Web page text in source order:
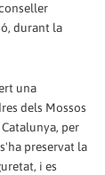
durant la
una
dels Mossos
per
preservat la
i es